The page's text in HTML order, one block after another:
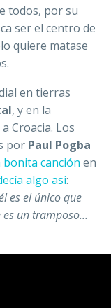
todos, por su
ser el centro de
quiere matase
en tierras
, y en la
Croacia. Los
por Paul Pogba
canción en
algo así:
es el único que
es un tramposo…